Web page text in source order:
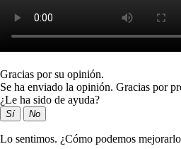
Gracias por su opinión.
Se ha enviado la opinión. Gracias por
¿Le ha sido de ayuda?
Sí No
Lo sentimos. ¿Cómo podemos